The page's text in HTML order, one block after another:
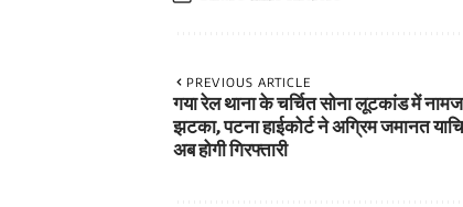
PREVIOUS ARTICLE
गया रेल थाना के चर्चित सोना लूटकांड में
झटका, पटना हाईकोर्ट ने अग्रिम जमानत
अब होगी गिरफ्तारी